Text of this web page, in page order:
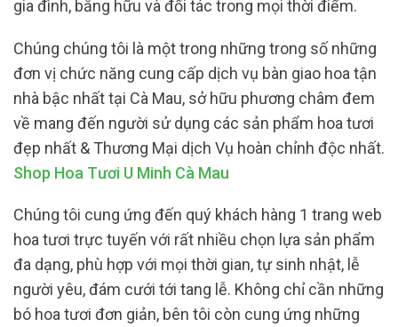
gia đình, bằng hữu và đối tác trong mọi thời điểm.
Chúng chúng tôi là một trong những trong số những
đơn vị chức năng cung cấp dịch vụ bàn giao hoa tận
nhà bậc nhất tại Cà Mau, sở hữu phương châm đem
về mang đến người sử dụng các sản phẩm hoa tươi
đẹp nhất & Thương Mại dịch Vụ hoàn chỉnh độc nhất.
Shop Hoa Tươi U Minh Cà Mau
Chúng tôi cung ứng đến quý khách hàng 1 trang web
hoa tươi trực tuyến với rất nhiều chọn lựa sản phẩm
đa dạng, phù hợp với mọi thời gian, tự sinh nhật, lễ
người yêu, đám cưới tới tang lễ. Không chỉ cần những
bó hoa tươi đơn giản, bên tôi còn cung ứng những